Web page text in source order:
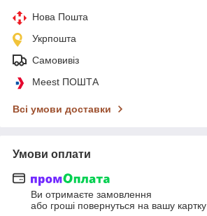
Нова Пошта
Укрпошта
Самовивіз
Meest ПОШТА
Всі умови доставки
Умови оплати
Ви отримаєте замовлення
або гроші повернуться на вашу картку